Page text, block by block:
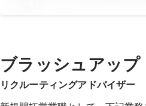
ブラッシュアッ
リクルーティングアドバイザー